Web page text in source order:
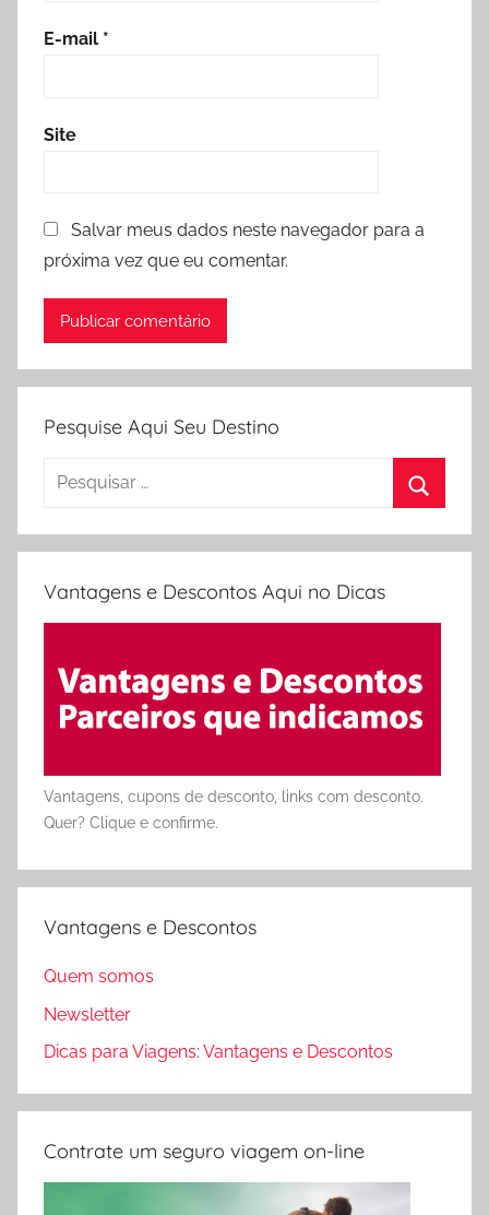
E-mail *
Site
Salvar meus dados neste navegador para a
próxima vez que eu comentar.
Pesquise Aqui Seu Destino
Pesquisar
Vantagens e Descontos Aqui no Dicas
Vantagens, cupons de desconto, links com desconto.
Quer? Clique e confirme.
Vantagens e Descontos
Quem somos
Newsletter
Dicas para Viagens: Vantagens e Descontos
Contrate um seguro viagem on-line